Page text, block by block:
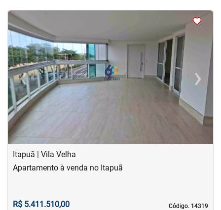
<<<
‹Previous ›Next
Itapuã | Vila Velha
Código. 14319
Código. 14319
Apartamento à venda no Itapuã
R$ 5.411.510,00